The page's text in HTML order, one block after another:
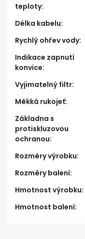
teploty:
Délka kabelu:
Rychlý ohřev vody:
Indikace zapnutí
konvice:
Vyjimatelný filtr:
Měkká rukojeť:
Základna s
protiskluzovou
ochranou:
Rozměry výrobku:
Rozměry balení:
Hmotnost výrobku:
Hmotnost balení: